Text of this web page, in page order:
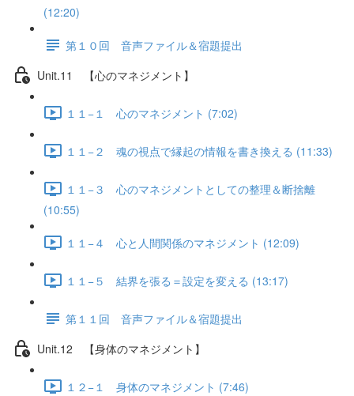
(12:20)
第１０回 音声ファイル＆宿題提出
Unit.11 【心のマネジメント】
１１−１ 心のマネジメント (7:02)
１１−２ 魂の視点で縁起の情報を書き換える (11:33)
１１−３ 心のマネジメントとしての整理＆断捨離
(10:55)
１１−４ 心と人間関係のマネジメント (12:09)
１１−５ 結界を張る＝設定を変える (13:17)
第１１回 音声ファイル＆宿題提出
Unit.12 【身体のマネジメント】
１２−１ 身体のマネジメント (7:46)